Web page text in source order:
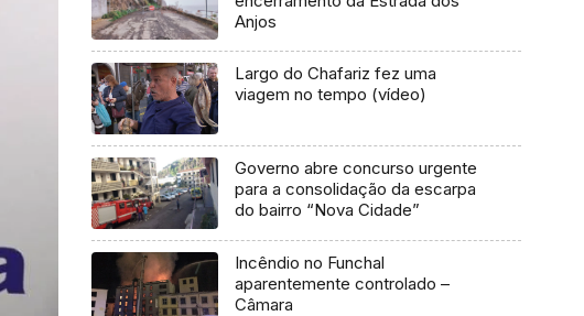
Anjos
Largo do Chafariz fez uma
viagem no tempo (vídeo)
Governo abre concurso urgente
para a consolidação da escarpa
do bairro “Nova Cidade”
Incêndio no Funchal
aparentemente controlado –
Câmara